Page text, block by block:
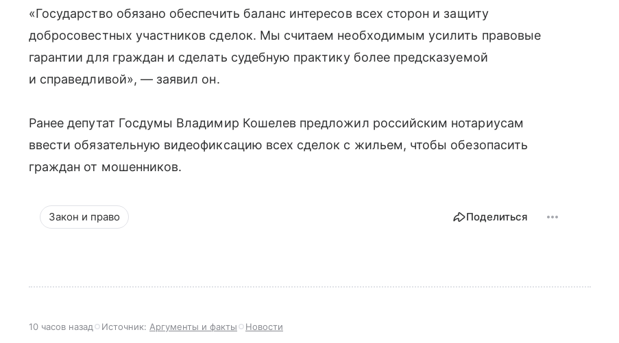
«Государство обязано обеспечить баланс интересов всех сторон и защиту
добросовестных участников сделок. Мы считаем необходимым усилить правовые
гарантии для граждан и сделать судебную практику более предсказуемой
и справедливой», — заявил он.
Ранее депутат Госдумы Владимир Кошелев предложил российским нотариусам
ввести обязательную видеофиксацию всех сделок с жильем, чтобы обезопасить
граждан от мошенников.
Закон и право Поделиться
10 часов назад Источник: Аргументы и факты Новости